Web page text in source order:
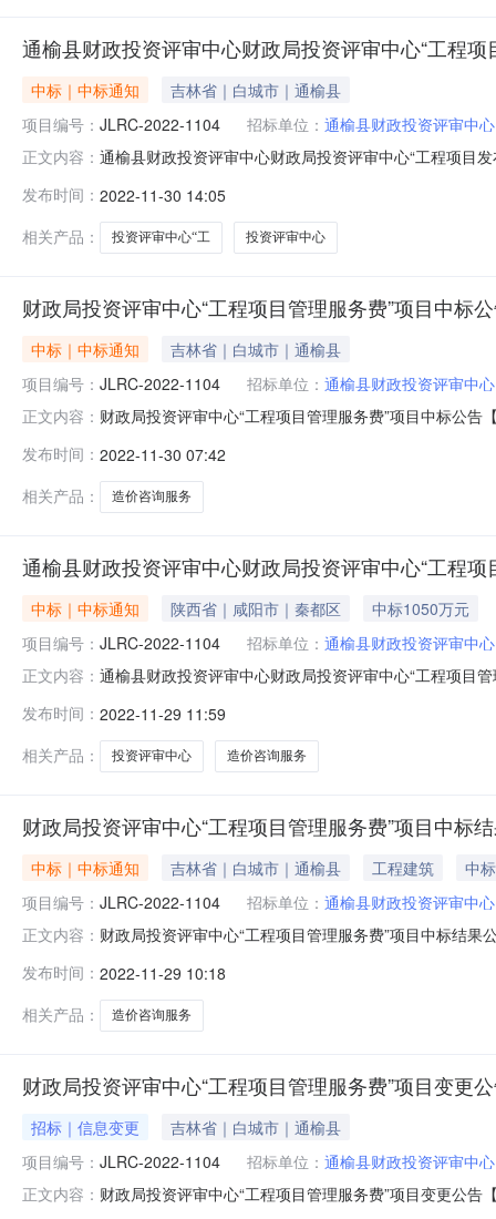
通榆县财政投资评审中心财政局投资评审中心“工程项
中标｜中标通知
吉林省｜白城市｜通榆县
项目编号： JLRC-2022-1104 招标单位： 通榆县财政投资评审中心
正文内容： 通榆县财政投资评审中心财政局投资评审中心“工程项目
额￥1290.000000万元（人民币）联系人及联系方式：
发布时间： 2022-11-30 14:05
相关产品：
投资评审中心“工 投资评审中心
财政局投资评审中心“工程项目管理服务费”项目中标
中标｜中标通知
吉林省｜白城市｜通榆县
项目编号： JLRC-2022-1104 招标单位： 通榆县财政投资评审中心
正文内容： 财政局投资评审中心“工程项目管理服务费”项目中标公
阳市秦都区西咸新区沣西新城尚业路1309号总部经济园
南关
发布时间： 2022-11-30 07:42
相关产品：
造价咨询服务
通榆县财政投资评审中心财政局投资评审中心“工程
中标｜中标通知 陕西省｜咸阳市｜秦都区
中标1050万元
项目编号： JLRC-2022-1104 招标单位： 通榆县财政投资评审中心
正文内容： 通榆县财政投资评审中心财政局投资评审中心“工程项目
516室中标（成交）金额：1050.0000000（万元）供应
发布时间： 2022-11-29 11:59
相关产品：
投资评审中心 造价咨询服务
财政局投资评审中心“工程项目管理服务费”项目中标
中标｜中标通知 吉林省｜白城市｜通榆县 工程建筑
中
项目编号： JLRC-2022-1104 招标单位： 通榆县财政投资评审中心
正文内容： 财政局投资评审中心“工程项目管理服务费”项目中标结
6号楼516室中标金额：3500000元/年二标段中标单位名
1010号
发布时间： 2022-11-29 10:18
相关产品：
造价咨询服务
财政局投资评审中心“工程项目管理服务费”项目变更
招标｜信息变更
吉林省｜白城市｜通榆县
项目编号： JLRC-2022-1104 招标单位： 通榆县财政投资评审中心
正文内容： 财政局投资评审中心“工程项目管理服务费”项目变更公